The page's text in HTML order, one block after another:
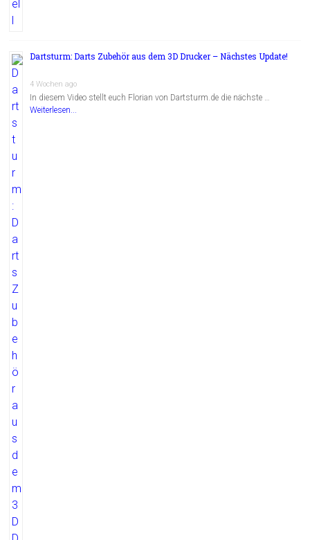
Dartsturm: Darts Zubehör aus dem 3D Drucker – Nächstes Update!
4 Wochen ago
In diesem Video stellt euch Florian von Dartsturm.de die nächste …
Weiterlesen...